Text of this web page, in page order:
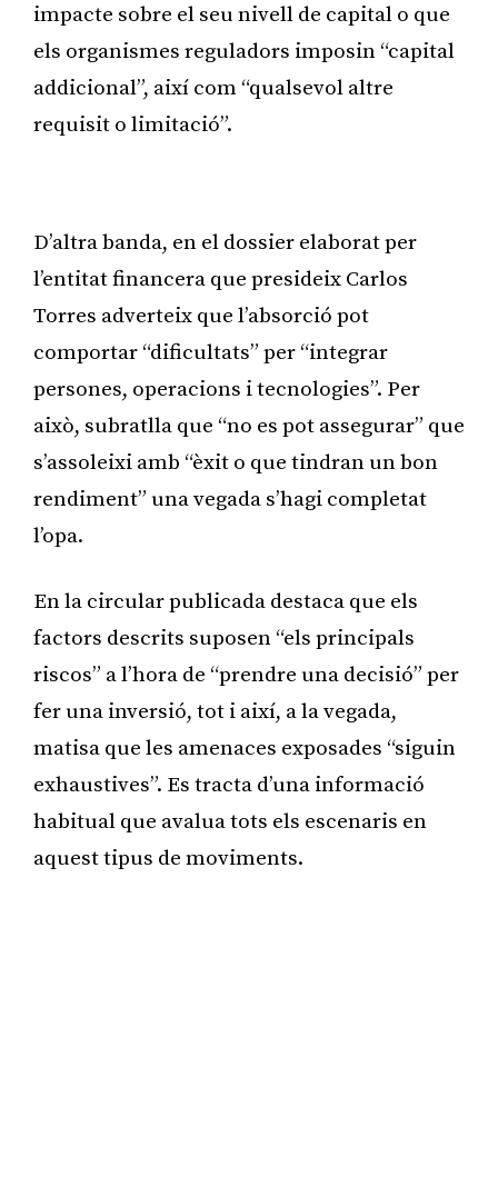
impacte sobre el seu nivell de capital o que
els organismes reguladors imposin “capital
addicional”, així com “qualsevol altre
requisit o limitació”.
D’altra banda, en el dossier elaborat per
l’entitat financera que presideix Carlos
Torres adverteix que l’absorció pot
comportar “dificultats” per “integrar
persones, operacions i tecnologies”. Per
això, subratlla que “no es pot assegurar” que
s’assoleixi amb “èxit o que tindran un bon
rendiment” una vegada s’hagi completat
l’opa.
En la circular publicada destaca que els
factors descrits suposen “els principals
riscos” a l’hora de “prendre una decisió” per
fer una inversió, tot i així, a la vegada,
matisa que les amenaces exposades “siguin
exhaustives”. Es tracta d’una informació
habitual que avalua tots els escenaris en
aquest tipus de moviments.